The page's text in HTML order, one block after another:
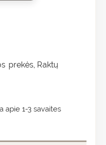
prekės, Raktų
apie 1-3 savaites